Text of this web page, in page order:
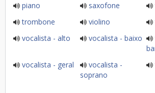
piano
saxofone
trombone
violino
vocalista - alto
vocalista - baixo
vocalista - geral
vocalista -
soprano